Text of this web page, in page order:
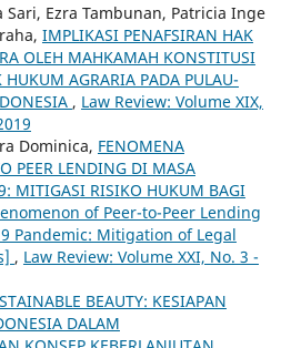
Sari, Ezra Tambunan, Patricia Inge
IMPLIKASI PENAFSIRAN HAK
OLEH MAHKAMAH KONSTITUSI
HUKUM AGRARIA PADA PULAU-
, Law Review: Volume XIX,
Dominica, FENOMENA
PEER LENDING DI MASA
MITIGASI RISIKO HUKUM BAGI
of Peer-to-Peer Lending
Pandemic: Mitigation of Legal
, Law Review: Volume XXI, No. 3 -
BEAUTY: KESIAPAN
DALAM